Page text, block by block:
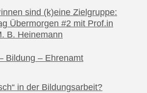
sind (k)eine Zielgruppe:
Übermorgen #2 mit Prof.in
B. Heinemann
Bildung – Ehrenamt
in der Bildungsarbeit?